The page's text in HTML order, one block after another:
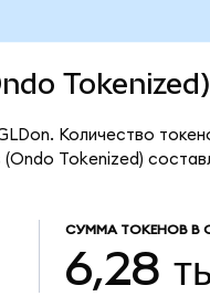
Tokenized)
Количество
Tokenized)
СУММА ТОКЕНОВ В
6,28